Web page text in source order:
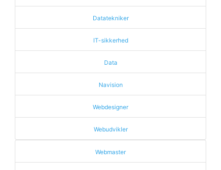
Datatekniker
IT-sikkerhed
Data
Navision
Webdesigner
Webudvikler
Webmaster